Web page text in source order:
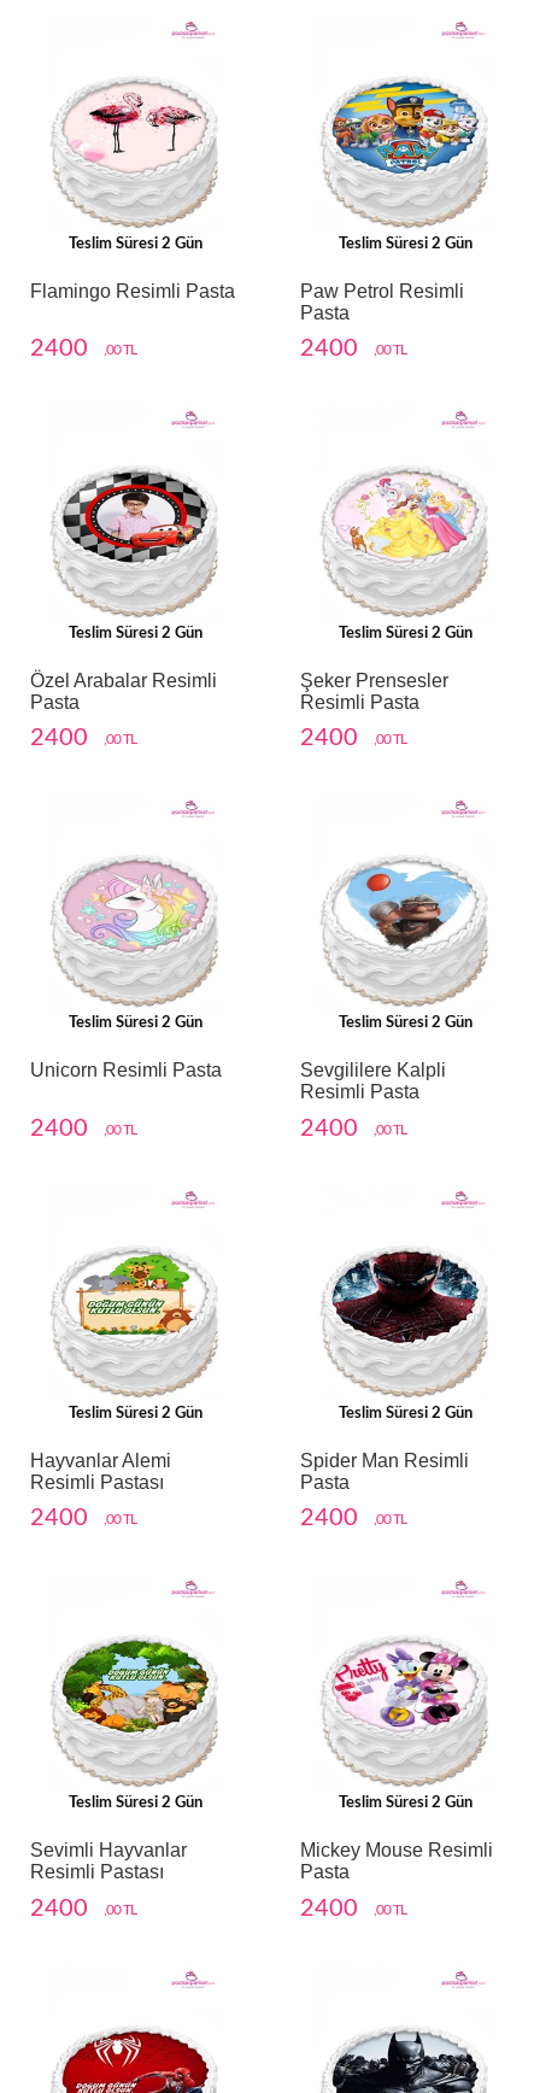
Teslim Süresi 2 Gün
Flamingo Resimli Pasta
2400 ,00 TL
Teslim Süresi 2 Gün
Paw Petrol Resimli
Pasta
2400 ,00 TL
Teslim Süresi 2 Gün
Özel Arabalar Resimli
Pasta
2400 ,00 TL
Teslim Süresi 2 Gün
Şeker Prensesler
Resimli Pasta
2400 ,00 TL
Teslim Süresi 2 Gün
Unicorn Resimli Pasta
2400 ,00 TL
Teslim Süresi 2 Gün
Sevgililere Kalpli
Resimli Pasta
2400 ,00 TL
Teslim Süresi 2 Gün
Hayvanlar Alemi
Resimli Pastası
2400 ,00 TL
Teslim Süresi 2 Gün
Spider Man Resimli
Pasta
2400 ,00 TL
Teslim Süresi 2 Gün
Sevimli Hayvanlar
Resimli Pastası
2400 ,00 TL
Teslim Süresi 2 Gün
Mickey Mouse Resimli
Pasta
2400 ,00 TL